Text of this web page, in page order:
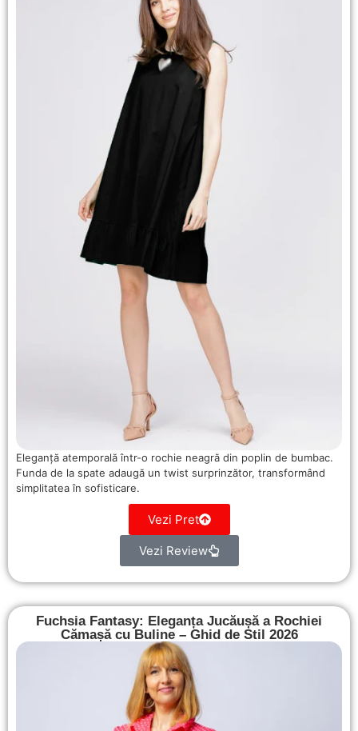
Eleganță atemporală într-o rochie neagră din poplin de bumbac.
Funda de la spate adaugă un twist surprinzător, transformând
simplitatea în sofisticare.
Vezi Pret
Vezi Review
Fuchsia Fantasy: Eleganța Jucăușă a Rochiei
Cămașă cu Buline – Ghid de Stil 2026